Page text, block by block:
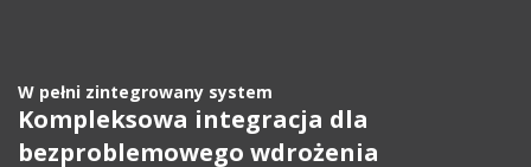
W pełni zintegrowany system
Kompleksowa integracja dla
bezproblemowego wdrożenia